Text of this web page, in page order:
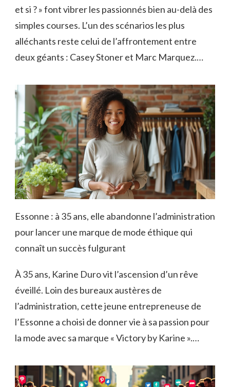
et si ? » font vibrer les passionnés bien au-delà des
simples courses. L’un des scénarios les plus
alléchants reste celui de l’affrontement entre
deux géants : Casey Stoner et Marc Marquez.…
Essonne : à 35 ans, elle abandonne l’administration
pour lancer une marque de mode éthique qui
connaît un succès fulgurant
À 35 ans, Karine Duro vit l’ascension d’un rêve
éveillé. Loin des bureaux austères de
l’administration, cette jeune entrepreneuse de
l’Essonne a choisi de donner vie à sa passion pour
la mode avec sa marque « Victory by Karine ».…